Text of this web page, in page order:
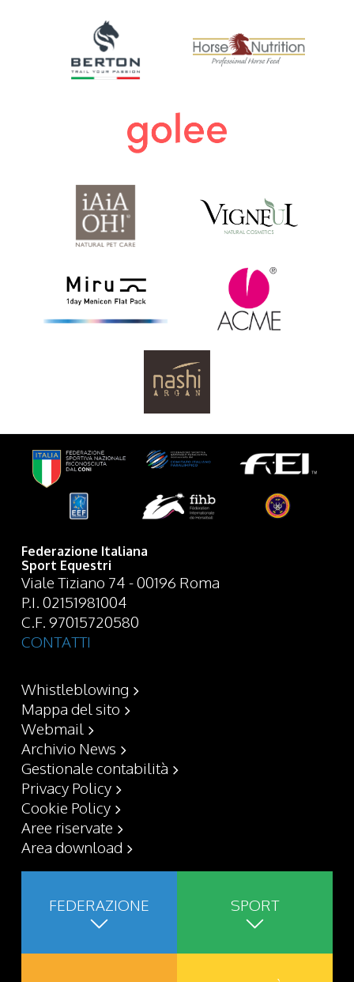
Federazione Italiana
Sport Equestri
Viale Tiziano 74 - 00196 Roma
P.I. 02151981004
C.F. 97015720580
CONTATTI
Whistleblowing
Mappa del sito
Webmail
Archivio News
Gestionale contabilità
Privacy Policy
Cookie Policy
Aree riservate
Area download
FEDERAZIONE SPORT